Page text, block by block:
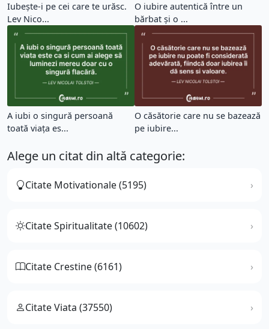
Iubeşte-i pe cei care te urăsc.
Lev Nico...
O iubire autentică între un
bărbat și o ...
A iubi o singură persoană
toată viața es...
O căsătorie care nu se bazează
pe iubire...
Alege un citat din altă categorie:
Citate Motivationale (5195)
Citate Spiritualitate (10602)
Citate Crestine (6161)
Citate Viata (37550)